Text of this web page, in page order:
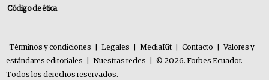
Código de ética
Términos y condiciones Legales MediaKit Contacto
Valores y
estándares editoriales
Nuestras redes
© 2026. Forbes Ecuador.
Todos los derechos reservados.